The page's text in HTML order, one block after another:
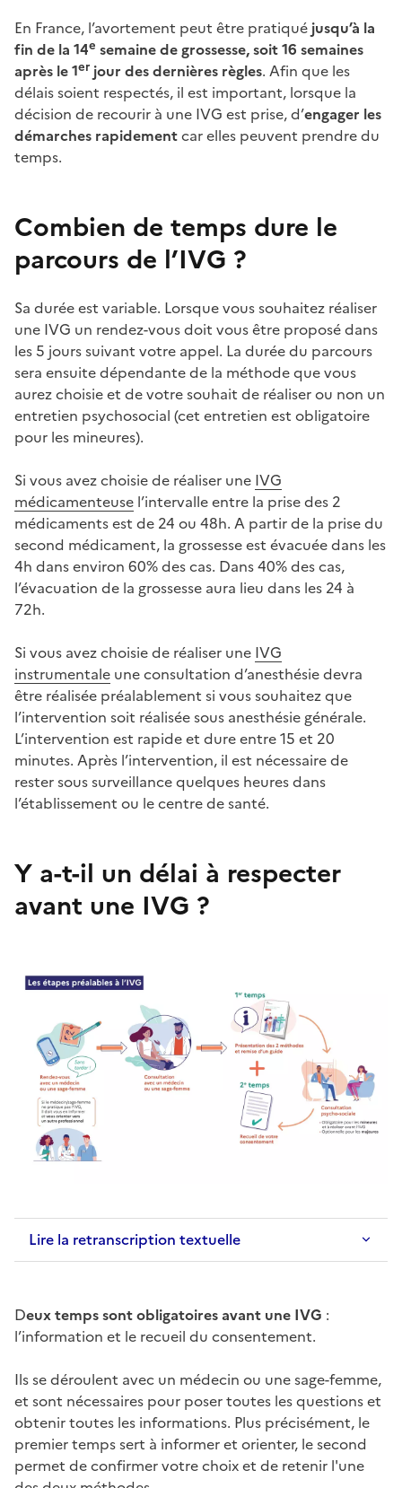
En France, l’avortement peut être pratiqué jusqu’à la
fin de la 14e semaine de grossesse, soit 16 semaines
après le 1er jour des dernières règles. Afin que les
délais soient respectés, il est important, lorsque la
décision de recourir à une IVG est prise, d’engager les
démarches rapidementcar elles peuvent prendre du
temps.
Combien de temps dure le
parcours de l’IVG ?
Sa durée est variable. Lorsque vous souhaitez réaliser
une IVG un rendez-vous doit vous être proposé dans
les 5 jours suivant votre appel. La durée du parcours
sera ensuite dépendante de la méthode que vous
aurez choisie et de votre souhait de réaliser ou non un
entretien psychosocial (cet entretien est obligatoire
pour les mineures).
Si vous avez choisie de réaliser une IVG
médicamenteuse l’intervalle entre la prise des 2
médicaments est de 24 ou 48h. A partir de la prise du
second médicament, la grossesse est évacuée dans les
4h dans environ 60% des cas. Dans 40% des cas,
l’évacuation de la grossesse aura lieu dans les 24 à
72h.
Si vous avez choisie de réaliser une IVG
instrumentale une consultation d’anesthésie devra
être réalisée préalablement si vous souhaitez que
l’intervention soit réalisée sous anesthésie générale.
L’intervention est rapide et dure entre 15 et 20
minutes. Après l’intervention, il est nécessaire de
rester sous surveillance quelques heures dans
l’établissement ou le centre de santé.
Y a-t-il un délai à respecter
avant une IVG ?
Lire la retranscription textuelle
Deux temps sont obligatoires avant une IVG :
l’information et le recueil du consentement.
Ils se déroulent avec un médecin ou une sage-femme,
et sont nécessaires pour poser toutes les questions et
obtenir toutes les informations. Plus précisément, le
premier temps sert à informer et orienter, le second
permet de confirmer votre choix et de retenir l'une